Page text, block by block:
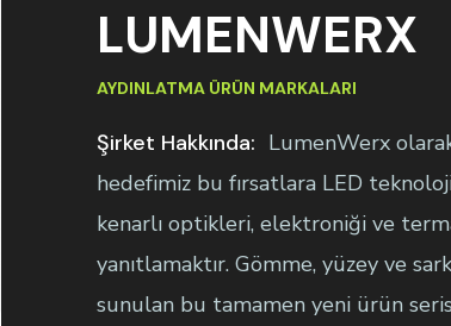
LUMENWERX
AYDINLATMA ÜRÜN MARKALARI
Şirket Hakkında: LumenWerx
hedefimiz bu fırsatlara LED
kenarlı optikleri, elektroniği ve
yanıtlamaktır. Gömme, yüzey ve
sunulan bu tamamen yeni ürün